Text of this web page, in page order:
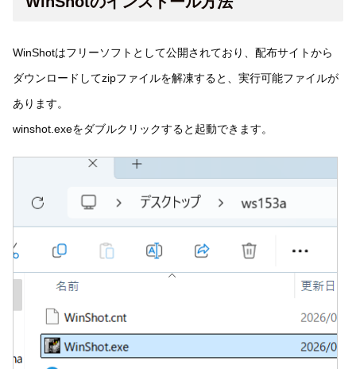
WinShotはフリーソフトとして公開されており、配布サイトから
ダウンロードしてzipファイルを解凍すると、実行可能ファイルが
あります。
winshot.exeをダブルクリックすると起動できます。